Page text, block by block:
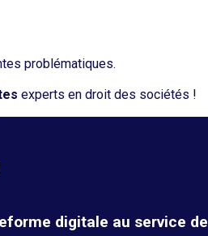
problématiques.
experts en droit des sociétés !
digitale au service de